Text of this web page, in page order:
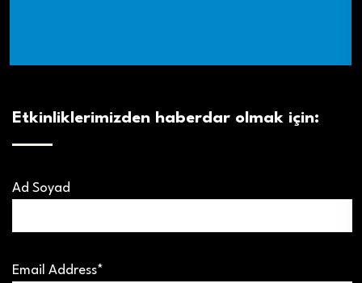
Etkinliklerimizden haberdar olmak için:
Ad Soyad
Email Address*